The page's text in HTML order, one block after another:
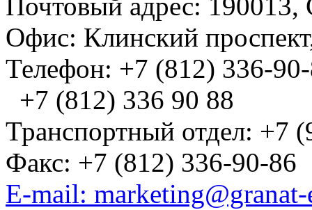
Офис: Клинский
Телефон: +7 (812) 336-
+7 (812) 336 90 88
Транспортный отдел: +7
Факс: +7 (812) 336-90-86
E-mail: